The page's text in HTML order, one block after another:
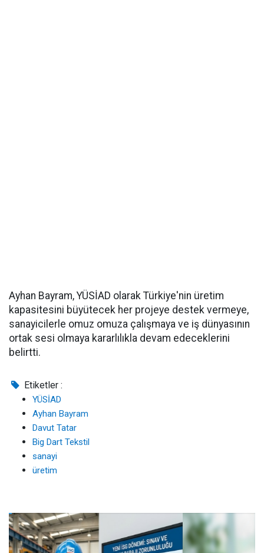
Ayhan Bayram, YÜSİAD olarak Türkiye'nin üretim
kapasitesini büyütecek her projeye destek vermeye,
sanayicilerle omuz omuza çalışmaya ve iş dünyasının
ortak sesi olmaya kararlılıkla devam edeceklerini
belirtti.
Etiketler :
YÜSİAD
Ayhan Bayram
Davut Tatar
Big Dart Tekstil
sanayi
üretim